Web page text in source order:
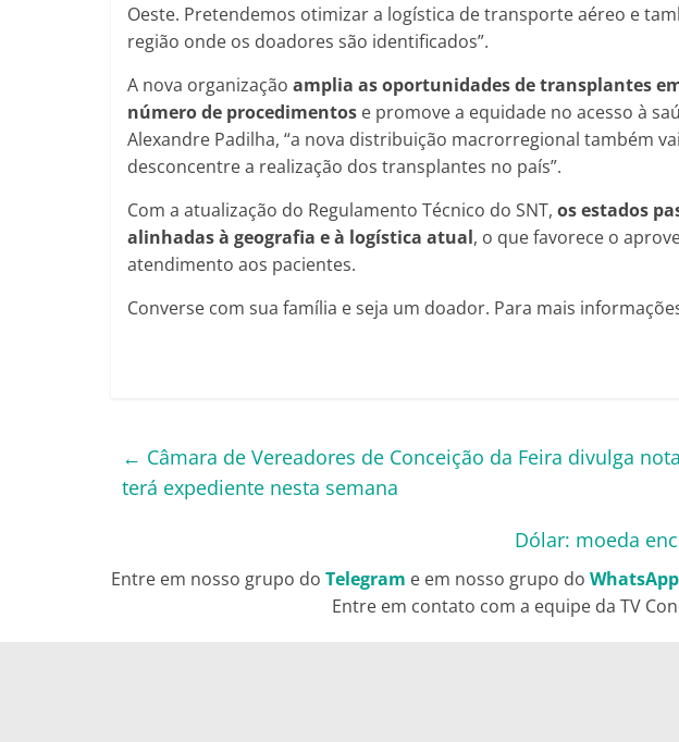
Oeste. Pretendemos otimizar a logística de transporte aéreo e
região onde os doadores são identificados”.
A nova organização amplia as oportunidades de transplantes
número de procedimentos e promove a equidade no acesso à
Alexandre Padilha, “a nova distribuição macrorregional também
desconcentre a realização dos transplantes no país”.
Com a atualização do Regulamento Técnico do SNT, os estados
alinhadas à geografia e à logística atual, o que favorece o
atendimento aos pacientes.
Converse com sua família e seja um doador. Para mais
← Câmara de Vereadores de Conceição da Feira divulga
terá expediente nesta semana
Dólar: moeda
Entre em nosso grupo do Telegram e em nosso grupo do WhatsApp
Entre em contato com a equipe da TV